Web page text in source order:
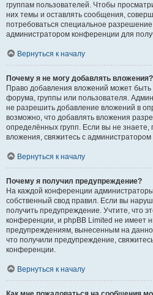
группам пользователей. Чтобы
них темы и оставлять сообщения,
потребоваться специальное
администратором конференции для
Вернуться к началу
Почему я не могу добавлять вложения?
Право добавления вложений может быть
форума, группы или пользователя.
не разрешить добавление вложений в
возможно, что добавлять вложения
определённых групп. Если вы не
вложения, свяжитесь с
Вернуться к началу
Почему я получил предупреждение?
На каждой конференции
собственный свод правил. Если вы
получить предупреждение. Учтите, что
конференции, и phpBB Limited не имеет
предупреждениям, вынесенным на
что получили предупреждение,
конференции.
Вернуться к началу